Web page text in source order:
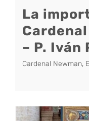
La
– P. Iván
Cardenal Newman,